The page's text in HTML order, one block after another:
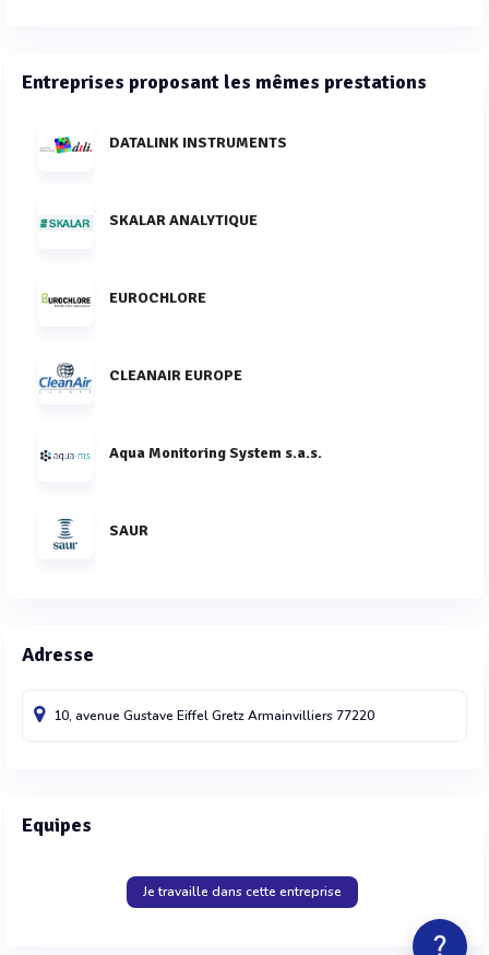
Entreprises proposant les mêmes prestations
DATALINK INSTRUMENTS
SKALAR ANALYTIQUE
EUROCHLORE
CLEANAIR EUROPE
Aqua Monitoring System s.a.s.
SAUR
Adresse
10, avenue Gustave EiffelGretz Armainvilliers77220
Equipes
Je travaille dans cette entreprise